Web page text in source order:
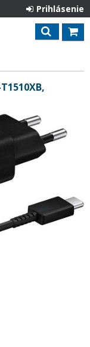
Prihlásenie